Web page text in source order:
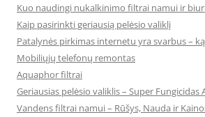
Kuo naudingi nukalkinimo filtrai namui ir
Kaip pasirinkti geriausią pelėsio valiklį
Patalynės pirkimas internetu yra svarbus –
Mobiliųjų telefonų remontas
Aquaphor filtrai
Geriausias pelėsio valiklis – Super Fungicidas
Vandens filtrai namui – Rūšys, Nauda ir